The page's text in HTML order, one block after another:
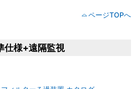
ページTOPへ
様+遠隔監視